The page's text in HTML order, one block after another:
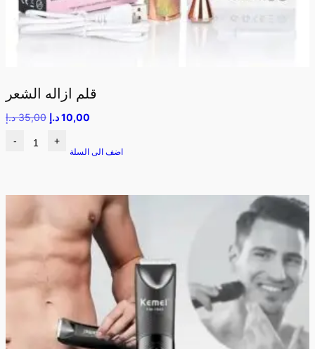
قلم ازاله الشعر
35,00 د.إ 10,00د.إ
- +
اضف الى السلة